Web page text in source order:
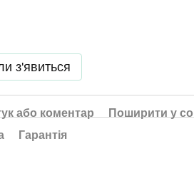
з'явиться
або коментар
Поширити у
Гарантія